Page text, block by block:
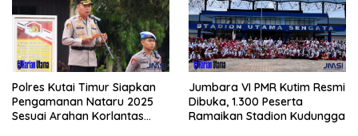
Polres Kutai Timur Siapkan
Pengamanan Nataru 2025
Sesuai Arahan Korlantas
Jumbara VI PMR Kutim Resmi
Dibuka, 1.300 Peserta
Ramaikan Stadion Kudungga